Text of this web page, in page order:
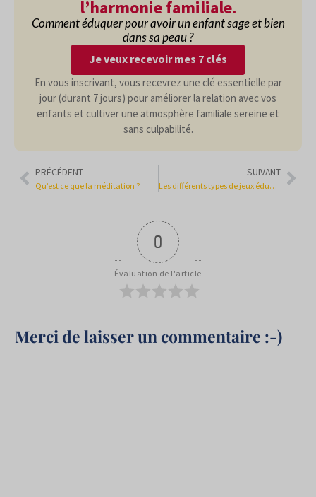
l’harmonie familiale.
Comment éduquer pour avoir un enfant sage et bien
dans sa peau ?
Je veux recevoir mes 7 clés
En vous inscrivant, vous recevrez une clé essentielle par
jour (durant 7 jours) pour améliorer la relation avec vos
enfants et cultiver une atmosphère familiale sereine et
sans culpabilité.
PRÉCÉDENT
Qu’est ce que la méditation ?
SUIVANT
Les différents types de jeux éducatifs et leur intérêt
0
Évaluation de l'article
Merci de laisser un commentaire :-)